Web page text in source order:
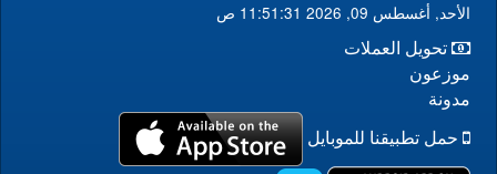
الأحد, أغسطس 09, 2026 11:51:31 ص
تحويل العملات
موزعون
مدونة
حمل تطبيقنا للموبايل